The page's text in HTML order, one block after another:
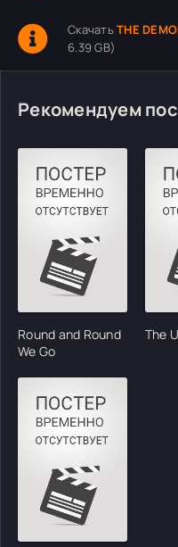
СкачатьTHE
6.39 GB)
Рекомендуем
Round and Round
We Go
The